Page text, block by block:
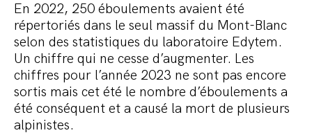
En 2022, 250 éboulements avaient été
répertoriés dans le seul massif du Mont-Blanc
selon des statistiques du laboratoire Edytem.
Un chiffre qui ne cesse d’augmenter. Les
chiffres pour l’année 2023 ne sont pas encore
sortis mais cet été le nombre d’éboulements a
été conséquent et a causé la mort de plusieurs
alpinistes.